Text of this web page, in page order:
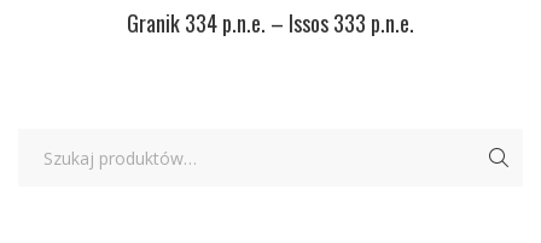
Granik 334 p.n.e. – Issos 333 p.n.e.